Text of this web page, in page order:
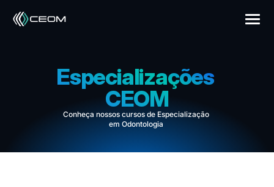
Especializações
CEOM
Conheça nossos cursos de Especialização
em Odontologia